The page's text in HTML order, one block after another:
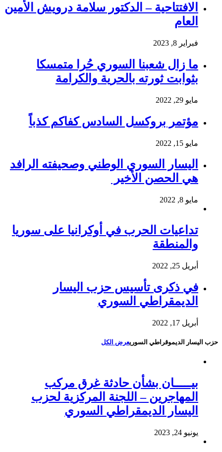
الافتتاحية – الدكتور سلامة درويش الأمين
العام
فبراير 8, 2023
ما زال شعبنا السوري حُرا متمسكا
بثوابت ثورته بالحرية والكرامة
مايو 29, 2022
مؤتمر بروكسل السادس كفاكم كذباً
مايو 15, 2022
اليسار السوري الوطني وصحيفته الرافد
هي الحصن الأخير
مايو 8, 2022
تداعيات الحرب في أوكرانيا على سوريا
والمنطقة
أبريل 25, 2022
في ذكرى تأسيس حزب اليسار
الديمقراطي السوري
أبريل 17, 2022
حزب اليسار الديموقراطي السوريعرض الكل
بيـــــان بشأن حادثة غرق مركب
المهاجرين – اللجنة المركزية لحزب
اليسار الديمقراطي السوري
يونيو 24, 2023